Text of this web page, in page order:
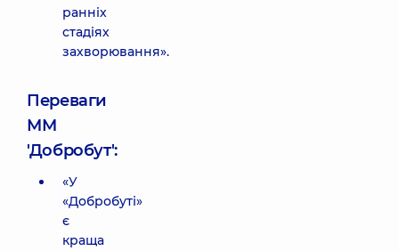
ранніх
стадіях
захворювання».
Переваги
ММ
'Добробут':
«У
«Добробуті»
є
краща